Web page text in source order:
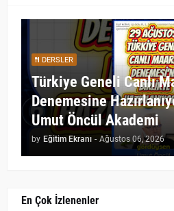
DERSLER
Türkiye Geneli Canlı
Denemesine
Umut Öncül Akademi
by Eğitim Ekranı - Ağustos 06, 2026
En Çok İzlenenler